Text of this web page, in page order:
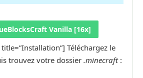
Vanilla [16x]
Téléchargez le
trouvez votre dossier .minecraft: